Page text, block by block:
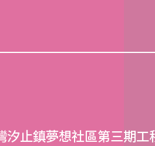
汐止鎮夢想社區第三期